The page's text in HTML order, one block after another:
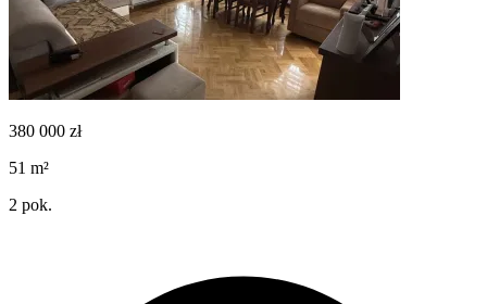
380 000 zł
51 m²
2 pok.